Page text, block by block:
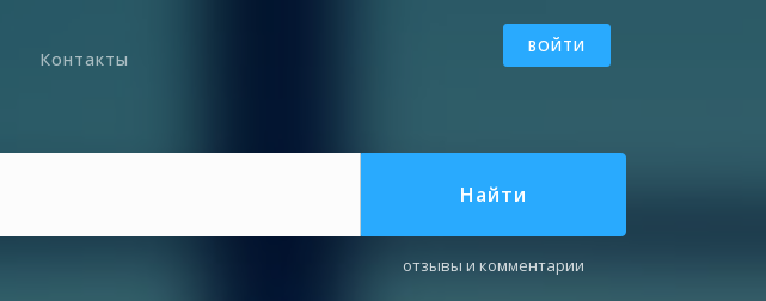
ВОЙТИ
Контакты
Найти
отзывы и комментарии